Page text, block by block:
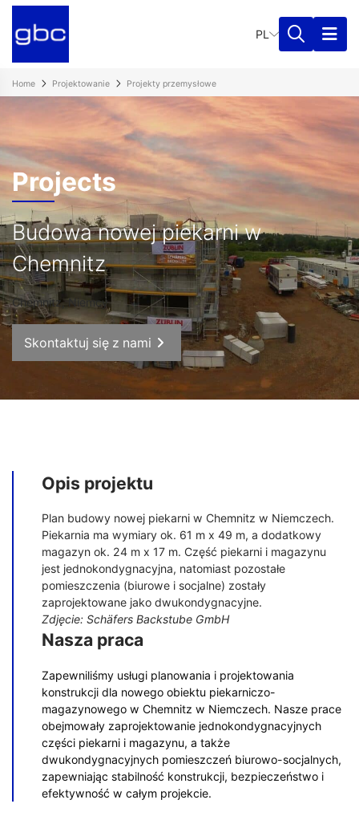
PL
Home Projektowanie Projekty przemysłowe
Projects
Budowa nowej piekarni w
Chemnitz
Chemnitz, Niemcy
Skontaktuj się z nami
Opis projektu
Plan budowy nowej piekarni w Chemnitz w Niemczech.
Piekarnia ma wymiary ok. 61 m x 49 m, a dodatkowy
magazyn ok. 24 m x 17 m. Część piekarni i magazynu
jest jednokondygnacyjna, natomiast pozostałe
pomieszczenia (biurowe i socjalne) zostały
zaprojektowane jako dwukondygnacyjne.
Zdjęcie: Schäfers Backstube GmbH
Nasza praca
Zapewniliśmy usługi planowania i projektowania
konstrukcji dla nowego obiektu piekarniczo-
magazynowego w Chemnitz w Niemczech. Nasze prace
obejmowały zaprojektowanie jednokondygnacyjnych
części piekarni i magazynu, a także
dwukondygnacyjnych pomieszczeń biurowo-socjalnych,
zapewniając stabilność konstrukcji, bezpieczeństwo i
efektywność w całym projekcie.